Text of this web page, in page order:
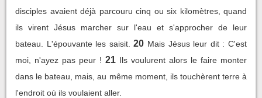
disciples avaient déjà parcouru cinq ou six kilomètres, quand
ils virent Jésus marcher sur l'eau et s'approcher de leur
bateau. L'épouvante les saisit. 20 Mais Jésus leur dit : C'est
moi, n'ayez pas peur ! 21 Ils voulurent alors le faire monter
dans le bateau, mais, au même moment, ils touchèrent terre à
l'endroit où ils voulaient aller.